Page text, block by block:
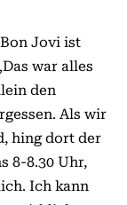
Jovi ist
war alles
den
Als wir
hing dort der
8-8.30 Uhr,
Ich kann